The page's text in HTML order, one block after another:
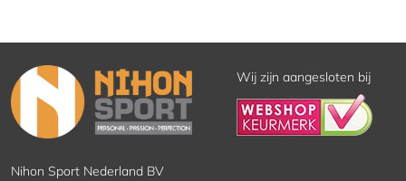
Wij zijn aangesloten bij
Nihon Sport Nederland BV